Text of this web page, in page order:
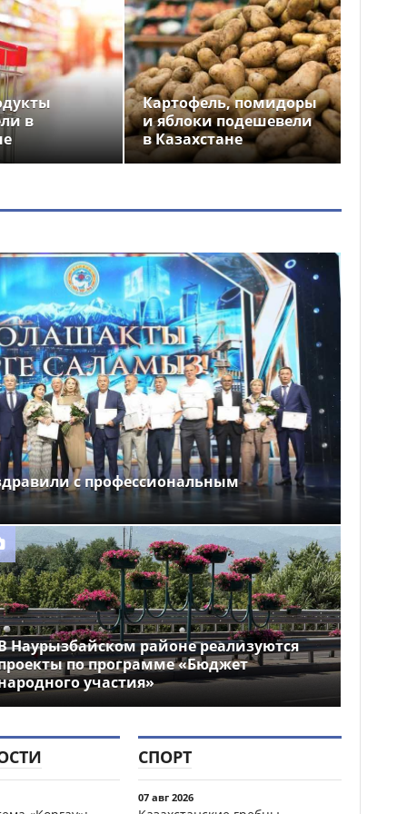
в
Картофель, помидоры
и яблоки подешевели
в Казахстане
с профессиональным
Наурызбайском районе реализуются
по программе «Бюджет
участия»
СПОРТ
07 авг 2026